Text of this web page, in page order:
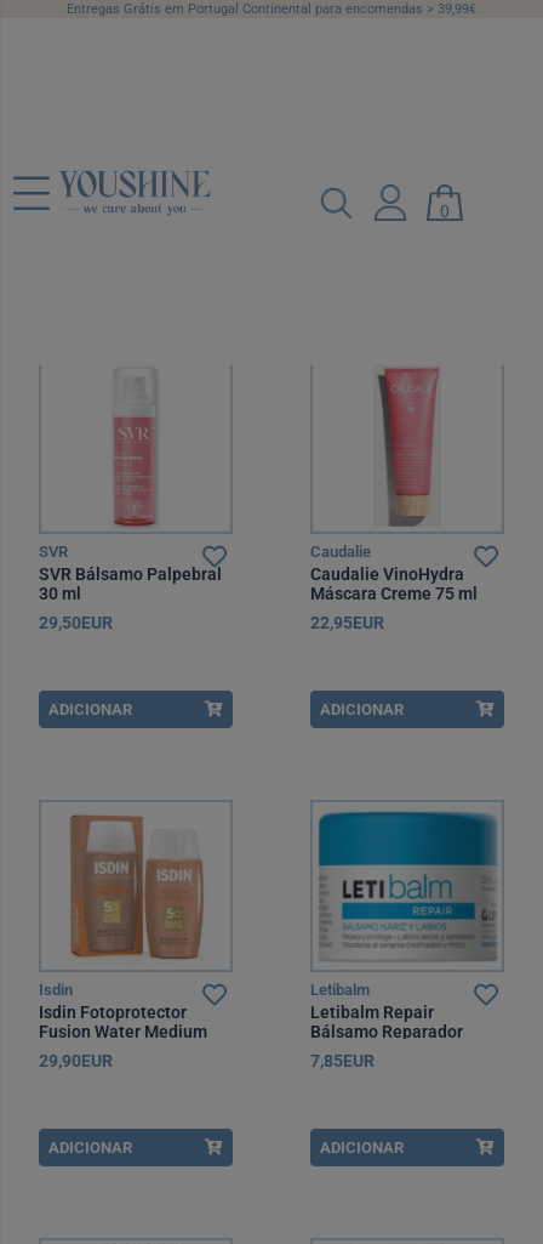
Entregas Grátis em Portugal Continental para encomendas > 39,99€
0
Complementares
SVR
SVR Bálsamo Palpebral
30 ml
29,50EUR
ADICIONAR
Caudalie
Caudalie VinoHydra
Máscara Creme 75 ml
22,95EUR
ADICIONAR
Isdin
Isdin Fotoprotector
Fusion Water Medium
SPF50 50 ml
29,90EUR
ADICIONAR
Letibalm
Letibalm Repair
Bálsamo Reparador
Nariz e Lábios 10 ml
7,85EUR
ADICIONAR